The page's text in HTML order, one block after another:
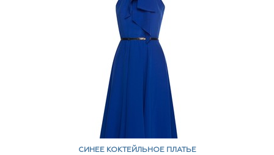
СИНЕЕ КОКТЕЙЛЬНОЕ ПЛАТЬЕ